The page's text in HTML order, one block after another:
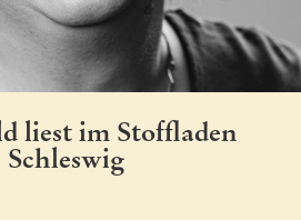
liest im Stoffladen